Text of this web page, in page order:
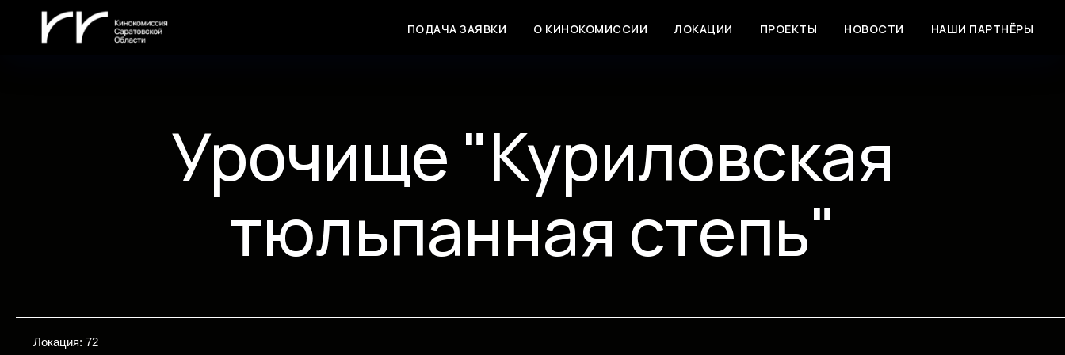
ПОДАЧА ЗАЯВКИ О КИНОКОМИССИИ ЛОКАЦИИ ПРОЕКТЫ НОВОСТИ НАШИ ПАРТНЁРЫ
Урочище "Куриловская
тюльпанная степь"
Локация: 72